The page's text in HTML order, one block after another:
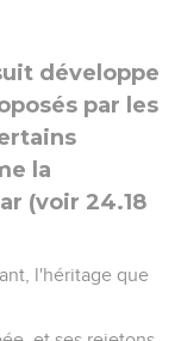
développe
par les
la
(voir 24.18
l'héritage que